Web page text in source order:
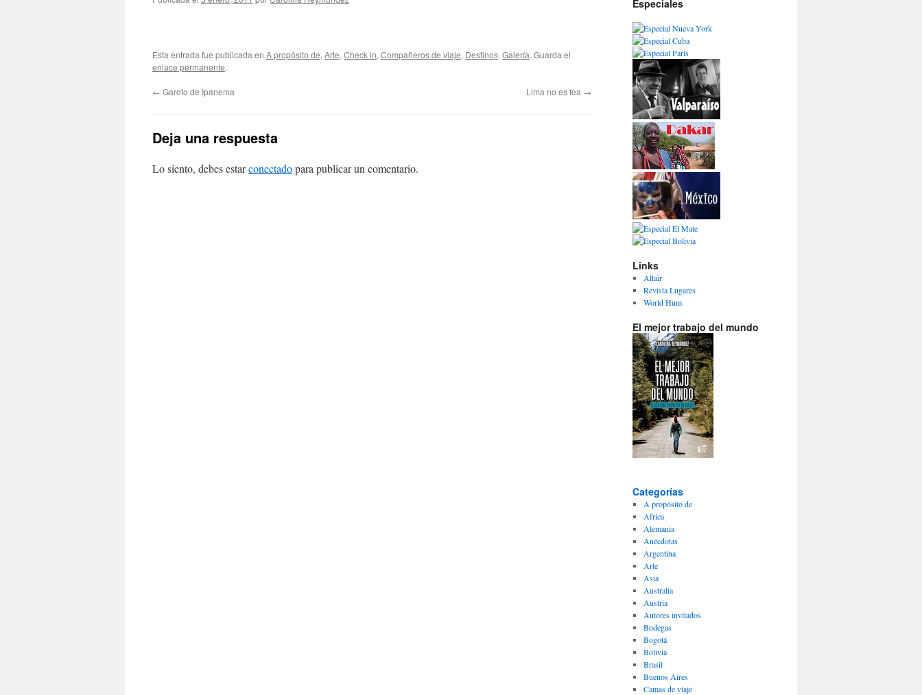
Esta entrada fue publicada en A propósito de, Arte, Check in, Compañeros de viaje, Destinos, Galería. Guarda el
enlace permanente.
← Garoto de Ipanema Lima no es fea →
Deja una respuesta
Lo siento, debes estarconectadopara publicar un comentario.
Especiales
Links
Altaïr
Revista Lugares
World Hum
El mejor trabajo del mundo
Categorías
A propósito de
Africa
Alemania
Anécdotas
Argentina
Arte
Asia
Australia
Austria
Autores invitados
Bodegas
Bogotá
Bolivia
Brasil
Buenos Aires
Camas de viaje